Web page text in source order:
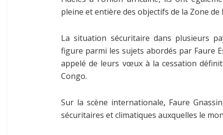
pleine et entière des objectifs de la Zone
La situation sécuritaire dans plusieurs
figure parmi les sujets abordés par Faure
appelé de leurs vœux à la cessation
Congo.
Sur la scène internationale, Faure
sécuritaires et climatiques auxquelles le